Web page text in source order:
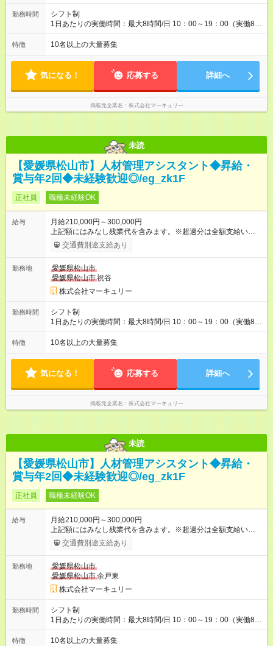
期間】試用期間あり 試用期間の長さ：3ヶ月 雇用形態、給与は
本採用時と同じです。
勤務時間
シフト制
1日あたりの実働時間：最大8時間/日 10：00～19：00（実働8時
間） ※勤務地により異なります。
特徴 10名以上の大量募集
気になる！ 応募する 詳細へ
掲載元企業名 株式会社マーキュリー
未読
【愛媛県松山市】人材管理アシスタント◆昇給・
賞与年2回◆未経験歓迎◎/eg_zk1F
正社員 職種未経験OK
給与
月給210,000円～300,000円
上記額にはみなし残業代を含みます。※超過分は全額支給いたし
ます。 みなし残業代 14,616円／月 みなし残業時間 10時間／月
※能力やスキルを考慮の上、当社規程により決定します。 ーー
に1回の「年次昇給」があり、仕事での成果にあわせて昇給しま
す。特に頑張っている人は、上長の裁量でさらにプラスの昇給
となることも。努力や成長が収入につながる環境です。 【試用
期間】試用期間あり 試用期間の長さ：3ヶ月 雇用形態、給与は
本採用時と同じです。
交通費別途支給あり
勤務地
愛媛県松山市
愛媛県松山市祝谷
株式会社マーキュリー
勤務時間
シフト制
1日あたりの実働時間：最大8時間/日 10：00～19：00（実働8時
間） ※勤務地により異なります。
特徴 10名以上の大量募集
気になる！ 応募する 詳細へ
掲載元企業名 株式会社マーキュリー
未読
【愛媛県松山市】人材管理アシスタント◆昇給・
賞与年2回◆未経験歓迎◎/eg_zk1F
正社員 職種未経験OK
給与
月給210,000円～300,000円
上記額にはみなし残業代を含みます。※超過分は全額支給いたし
ます。 みなし残業代 14,616円／月 みなし残業時間 10時間／月
※能力やスキルを考慮の上、当社規程により決定します。 ーー
に1回の「年次昇給」があり、仕事での成果にあわせて昇給しま
す。特に頑張っている人は、上長の裁量でさらにプラスの昇給
となることも。努力や成長が収入につながる環境です。 【試用
期間】試用期間あり 試用期間の長さ：3ヶ月 雇用形態、給与は
本採用時と同じです。
交通費別途支給あり
勤務地
愛媛県松山市
愛媛県松山市余戸東
株式会社マーキュリー
勤務時間
シフト制
1日あたりの実働時間：最大8時間/日 10：00～19：00（実働8時
間） ※勤務地により異なります。
特徴 10名以上の大量募集